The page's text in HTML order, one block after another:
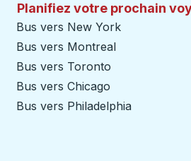
Planifiez votre prochain
Bus vers New York
Bus vers Montreal
Bus vers Toronto
Bus vers Chicago
Bus vers Philadelphia